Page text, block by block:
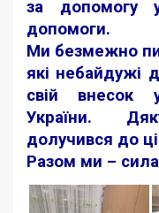
за допомогу у
допомоги.
Ми безмежно
які небайдужі
свій внесок
України.
долучився до
Разом ми –